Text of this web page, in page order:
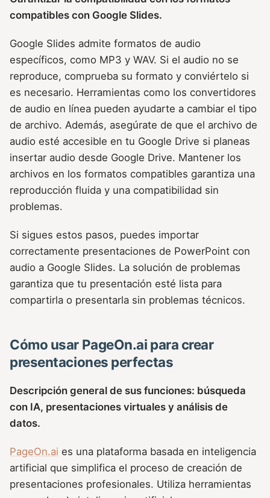
compatibles con Google Slides.
Google Slides admite formatos de audio
específicos, como MP3 y WAV. Si el audio no se
reproduce, comprueba su formato y conviértelo si
es necesario. Herramientas como los convertidores
de audio en línea pueden ayudarte a cambiar el tipo
de archivo. Además, asegúrate de que el archivo de
audio esté accesible en tu Google Drive si planeas
insertar audio desde Google Drive. Mantener los
archivos en los formatos compatibles garantiza una
reproducción fluida y una compatibilidad sin
problemas.
Si sigues estos pasos, puedes importar
correctamente presentaciones de PowerPoint con
audio a Google Slides. La solución de problemas
garantiza que tu presentación esté lista para
compartirla o presentarla sin problemas técnicos.
Cómo usar PageOn.ai para crear
presentaciones perfectas
Descripción general de sus funciones: búsqueda
con IA, presentaciones virtuales y análisis de
datos.
PageOn.ai es una plataforma basada en inteligencia
artificial que simplifica el proceso de creación de
presentaciones profesionales. Utiliza herramientas